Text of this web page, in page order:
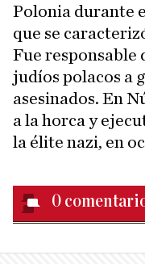
Polonia durante
que se
Fue responsable
judíos polacos a
asesinados. En
a la horca y
la élite nazi, en
0